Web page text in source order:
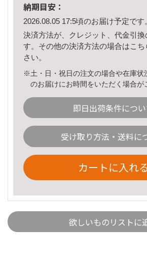
納期目安：
2026.08.05 17:5頃のお届け予定です
決済方法が、クレジット、代金引換
す。その他の決済方法の場合はこち
さい。
※土・日・祝日の注文の場合や在庫状
のお届けにお時間をいただく場合が
即日出荷条件につ
受け取り方法・送料に
カートに入れる
欲しいものリストに